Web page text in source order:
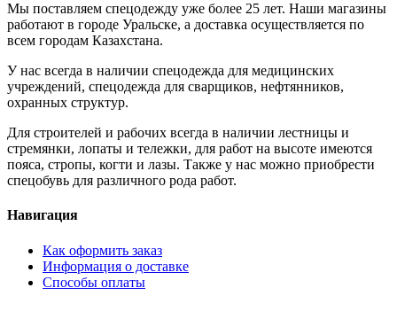
Мы поставляем спецодежду уже более 25 лет. Наши магазины
работают в городе Уральске, а доставка осуществляется по
всем городам Казахстана.
У нас всегда в наличии спецодежда для медицинских
учреждений, спецодежда для сварщиков, нефтянников,
охранных структур.
Для строителей и рабочих всегда в наличии лестницы и
стремянки, лопаты и тележки, для работ на высоте имеются
пояса, стропы, когти и лазы. Также у нас можно приобрести
спецобувь для различного рода работ.
Навигация
Как оформить заказ
Информация о доставке
Способы оплаты